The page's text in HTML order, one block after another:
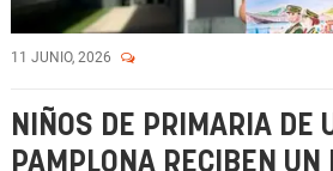
11 JUNIO, 2026
NIÑOS DE PRIMARIA DE
PAMPLONA RECIBEN UN